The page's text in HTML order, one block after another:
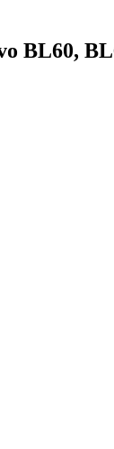
BL60,